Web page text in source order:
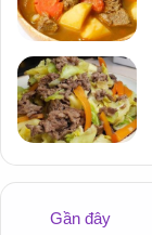
Gần đây